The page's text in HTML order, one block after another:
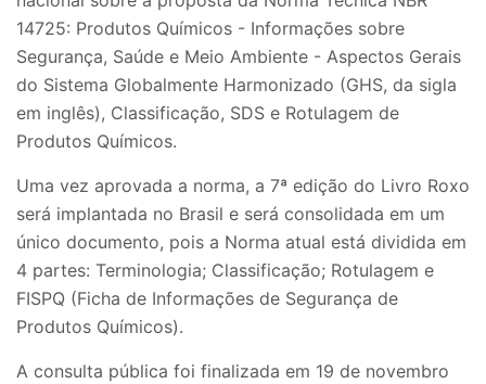
14725: Produtos Químicos - Informações sobre
Segurança, Saúde e Meio Ambiente - Aspectos Gerais
do Sistema Globalmente Harmonizado (GHS, da sigla
em inglês), Classificação, SDS e Rotulagem de
Produtos Químicos.
Uma vez aprovada a norma, a 7ª edição do Livro Roxo
será implantada no Brasil e será consolidada em um
único documento, pois a Norma atual está dividida em
4 partes: Terminologia; Classificação; Rotulagem e
FISPQ (Ficha de Informações de Segurança de
Produtos Químicos).
A consulta pública foi finalizada em 19 de novembro